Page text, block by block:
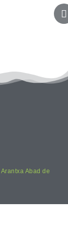
Arantxa Abad de